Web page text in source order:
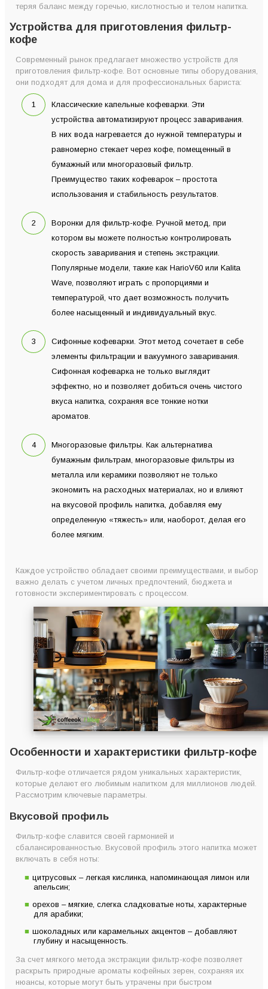
теряя баланс между горечью, кислотностью и телом напитка.
Устройства для приготовления фильтр-
кофе
Современный рынок предлагает множество устройств для
приготовления фильтр-кофе. Вот основные типы оборудования,
они подходят для дома и для профессиональных бариста:
Классические капельные кофеварки. Эти
устройства автоматизируют процесс заваривания.
В них вода нагревается до нужной температуры и
равномерно стекает через кофе, помещенный в
бумажный или многоразовый фильтр.
Преимущество таких кофеварок – простота
использования и стабильность результатов.
Воронки для фильтр-кофе. Ручной метод, при
котором вы можете полностью контролировать
скорость заваривания и степень экстракции.
Популярные модели, такие как HarioV60 или Kalita
Wave, позволяют играть с пропорциями и
температурой, что дает возможность получить
более насыщенный и индивидуальный вкус.
Сифонные кофеварки. Этот метод сочетает в себе
элементы фильтрации и вакуумного заваривания.
Сифонная кофеварка не только выглядит
эффектно, но и позволяет добиться очень чистого
вкуса напитка, сохраняя все тонкие нотки
ароматов.
Многоразовые фильтры. Как альтернатива
бумажным фильтрам, многоразовые фильтры из
металла или керамики позволяют не только
экономить на расходных материалах, но и влияют
на вкусовой профиль напитка, добавляя ему
определенную «тяжесть» или, наоборот, делая его
более мягким.
Каждое устройство обладает своими преимуществами, и выбор
важно делать с учетом личных предпочтений, бюджета и
готовности экспериментировать с процессом.
Особенности и характеристики фильтр-кофе
Фильтр-кофе отличается рядом уникальных характеристик,
которые делают его любимым напитком для миллионов людей.
Рассмотрим ключевые параметры.
Вкусовой профиль
Фильтр-кофе славится своей гармонией и
сбалансированностью. Вкусовой профиль этого напитка может
включать в себя ноты:
цитрусовых – легкая кислинка, напоминающая лимон или
апельсин;
орехов – мягкие, слегка сладковатые ноты, характерные
для арабики;
шоколадных или карамельных акцентов – добавляют
глубину и насыщенность.
За счет мягкого метода экстракции фильтр-кофе позволяет
раскрыть природные ароматы кофейных зерен, сохраняя их
нюансы, которые могут быть утрачены при быстром